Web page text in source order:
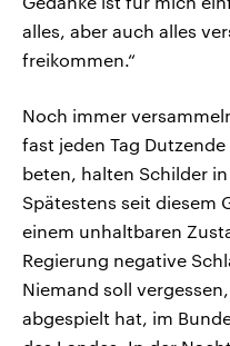
alles, aber auch alles
freikommen.“
Noch immer
fast jeden Tag
beten, halten Schilder
Spätestens seit diesem
einem unhaltbaren
Regierung negative
Niemand soll
abgespielt hat, im